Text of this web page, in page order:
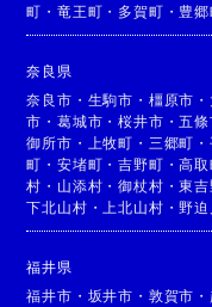
町 ・竜王町 ・ 多賀町 ・ 豊郷
奈良県
奈良市 ・ 生駒市 ・ 橿原市 ・
市 ・葛城市 ・桜井市 ・五條
御所市 ・ 上牧町 ・ 三郷町 ・
町 ・安堵町 ・吉野町 ・高取
村 ・ 山添村 ・御杖村 ・東
下北山村 ・ 上北山村 ・野
福井県
福井市 ・ 坂井市 ・ 敦賀市 ・